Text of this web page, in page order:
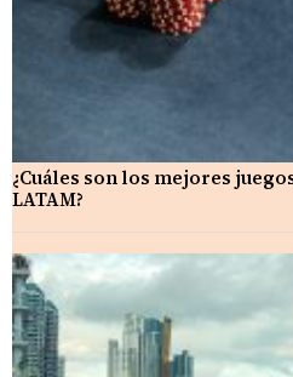
¿Cuáles son los mejores
LATAM?